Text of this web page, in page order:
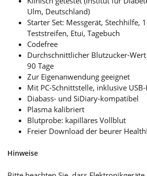
Ulm, Deutschland)
Starter Set: Messgerät, Stechhilfe,
Teststreifen, Etui, Tagebuch
Codefree
Durchschnittlicher Blutzucker-
90 Tage
Zur Eigenanwendung geeignet
Mit PC-Schnittstelle, inklusive USB-
Diabass- und SiDiary-kompatibel
Plasma kalibriert
Blutprobe: kapilläres Vollblut
Freier Download der beurer
Hinweise